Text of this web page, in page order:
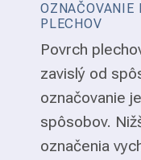
OZNAČOVANIE
PLECHOV
Povrch
zavislý od
označovanie
spôsobov.
označenia